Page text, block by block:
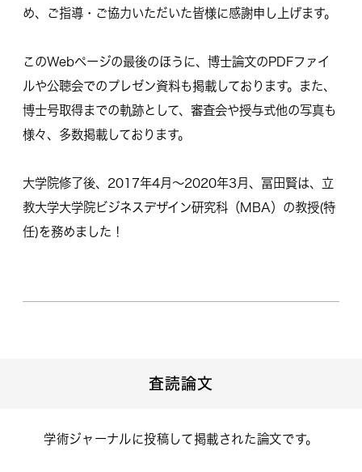
め、ご指導・ご協力いただいた皆様に感謝申し上げます。
このWebページの最後のほうに、博士論文のPDFファイ
ルや公聴会でのプレゼン資料も掲載しております。また、
博士号取得までの軌跡として、審査会や授与式他の写真も
様々、多数掲載しております。
大学院修了後、2017年4月～2020年3月、冨田賢は、立
教大学大学院ビジネスデザイン研究科（MBA）の教授(特
任)を務めました！
査読論文
学術ジャーナルに投稿して掲載された論文です。